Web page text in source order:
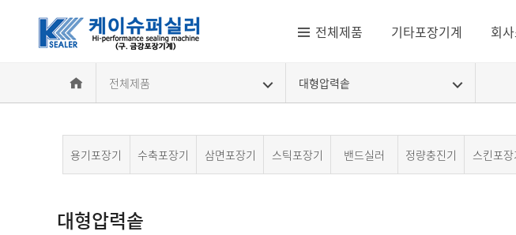
전체제품 기타포장기계 회
전체제품 대형압력솥
용기포장기 수축포장기 삼면포장기 스틱포장기 밴드실러 정량충진기 스킨포장
대형압력솥